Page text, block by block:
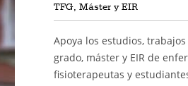
TFG, Máster y EIR
Apoya los estudios,
grado, máster y EIR de
fisioterapeutas y